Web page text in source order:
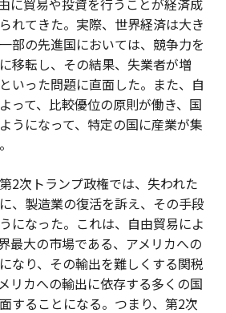
れてきた。実際、世界経済は大き
部の先進国においては、競争力を
移転し、その結果、失業者が増
いった問題に直面した。また、自
って、比較優位の原則が働き、国
うになって、特定の国に産業が集
2次トランプ政権では、失われた
、製造業の復活を訴え、その手段
になった。これは、自由貿易によ
最大の市場である、アメリカへの
なり、その輸出を難しくする関税
リカへの輸出に依存する多くの国
することになる。つまり、第2次